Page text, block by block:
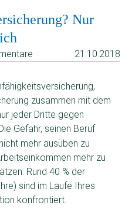
Nur
21.10.2018
zusammen mit dem
jeder Dritte gegen
Gefahr, seinen Beruf
mehr ausüben zu
mehr zu
Rund 40 % der
sind im Laufe Ihres
konfrontiert.